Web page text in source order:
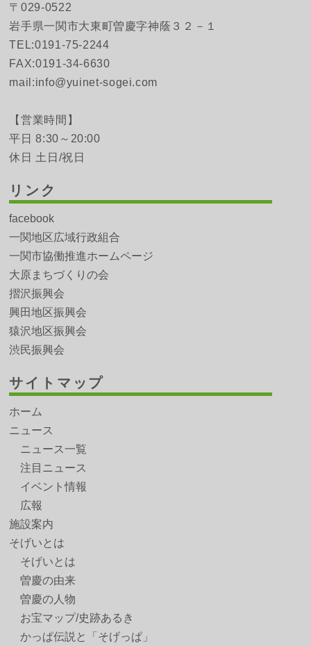
〒029-0522
岩手県一関市大東町曽慶字神蔭３２－１
TEL:0191-75-2244
FAX:0191-34-6630
mail:info@yuinet-sogei.com
【営業時間】
平日 8:30～20:00
休日 土日/祝日
リンク
facebook
一関地区広域行政組合
一関市協働推進ホームページ
大原まちづくりの会
摺沢振興会
興田地区振興会
猿沢地区振興会
渋民振興会
サイトマップ
ホーム
ニュース
ニュース一覧
注目ニュース
イベント情報
広報
施設案内
そげいとは
そげいとは
曽慶の由来
曽慶の人物
お宝マップ/史跡あるき
かっぱ伝説と「そげっぱ」